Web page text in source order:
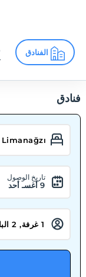
الفنادق
فنادق
تاريخ الوصول
9 أغسـ أحد